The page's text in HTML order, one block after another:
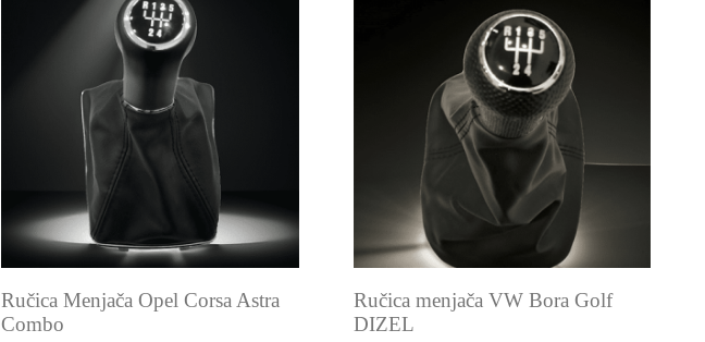
Ručica Menjača Opel Corsa Astra
Combo
Ručica menjača VW Bora Golf
DIZEL